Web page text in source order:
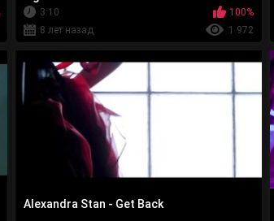
3:10
100%
8 лет назад
1 972
Alexandra Stan - Get Back